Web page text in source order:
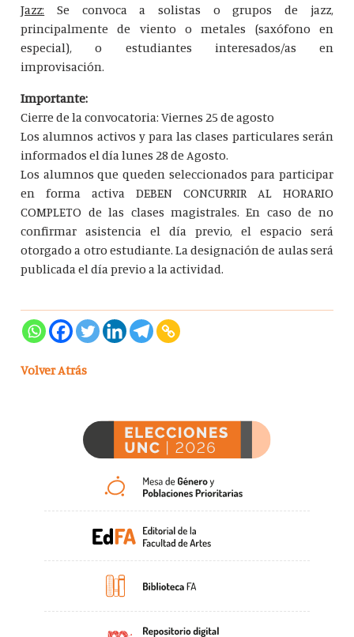
Jazz: Se convoca a solistas o grupos de jazz,
principalmente de viento o metales (saxófono en
especial), o estudiantes interesados/as en
improvisación.
Importante:
Cierre de la convocatoria: Viernes 25 de agosto
Los alumnos activos y para las clases particulares serán
informados el día lunes 28 de Agosto.
Los alumnos que queden seleccionados para participar
en forma activa DEBEN CONCURRIR AL HORARIO
COMPLETO de las clases magistrales. En caso de no
confirmar asistencia el día previo, el espacio será
otorgado a otro estudiante. La designación de aulas será
publicada el día previo a la actividad.
Volver Atrás